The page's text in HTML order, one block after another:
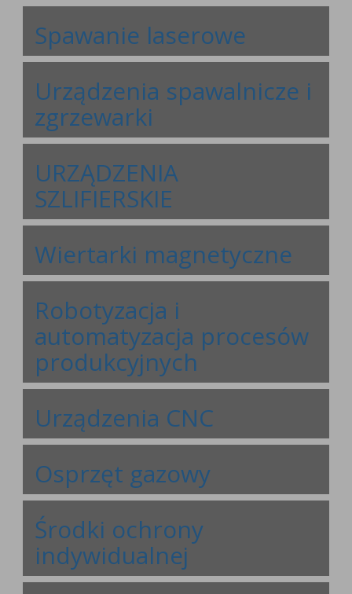
Spawanie laserowe
Urządzenia spawalnicze i
zgrzewarki
URZĄDZENIA
SZLIFIERSKIE
Wiertarki magnetyczne
Robotyzacja i
automatyzacja procesów
produkcyjnych
Urządzenia CNC
Osprzęt gazowy
Środki ochrony
indywidualnej